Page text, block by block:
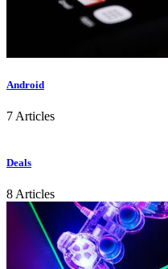
Android
7 Articles
Deals
8 Articles